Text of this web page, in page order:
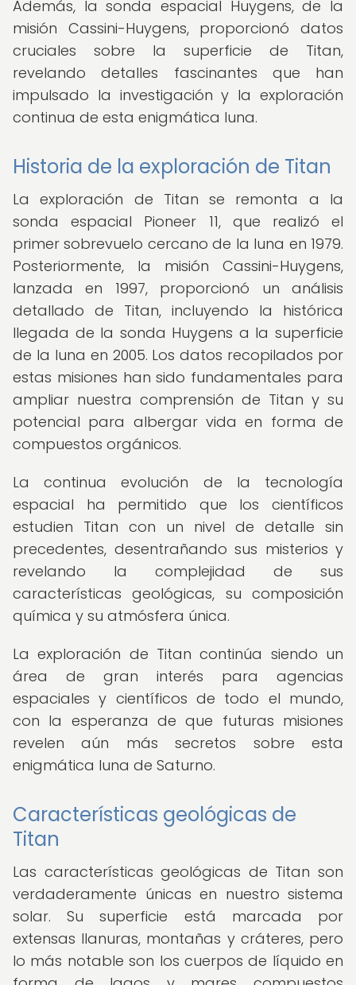
Además, la sonda espacial Huygens, de la
misión Cassini-Huygens, proporcionó datos
cruciales sobre la superficie de Titan,
revelando detalles fascinantes que han
impulsado la investigación y la exploración
continua de esta enigmática luna.
Historia de la exploración de Titan
La exploración de Titan se remonta a la
sonda espacial Pioneer 11, que realizó el
primer sobrevuelo cercano de la luna en 1979.
Posteriormente, la misión Cassini-Huygens,
lanzada en 1997, proporcionó un análisis
detallado de Titan, incluyendo la histórica
llegada de la sonda Huygens a la superficie
de la luna en 2005. Los datos recopilados por
estas misiones han sido fundamentales para
ampliar nuestra comprensión de Titan y su
potencial para albergar vida en forma de
compuestos orgánicos.
La continua evolución de la tecnología
espacial ha permitido que los científicos
estudien Titan con un nivel de detalle sin
precedentes, desentrañando sus misterios y
revelando la complejidad de sus
características geológicas, su composición
química y su atmósfera única.
La exploración de Titan continúa siendo un
área de gran interés para agencias
espaciales y científicos de todo el mundo,
con la esperanza de que futuras misiones
revelen aún más secretos sobre esta
enigmática luna de Saturno.
Características geológicas de
Titan
Las características geológicas de Titan son
verdaderamente únicas en nuestro sistema
solar. Su superficie está marcada por
extensas llanuras, montañas y cráteres, pero
lo más notable son los cuerpos de líquido en